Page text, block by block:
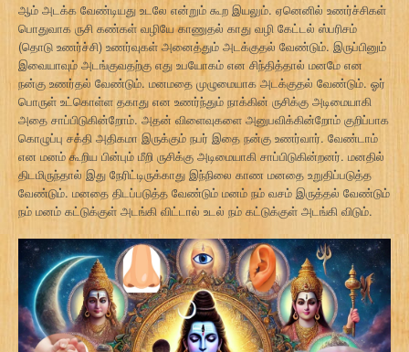
ஆம் அடக்க வேண்டியது உடலே என்றும் கூற இயலும். ஏனெனில் உணர்ச்சிகள்
பொதுவாக ருசி கண்கள் வழியே காணுதல் காது வழி கேட்டல் ஸ்பரிசம்
(தொடு உணர்ச்சி) உணர்வுகள் அனைத்தும் அடக்குதல் வேண்டும். இருப்பினும்
இவையாவும் அடங்குவதற்கு எது உபயோகம் என சிந்தித்தால் மனமே என
நன்கு உணர்தல் வேண்டும். மனமதை முழுமையாக அடக்குதல் வேண்டும். ஓர்
பொருள் உட்கொள்ள தகாது என உணர்ந்தும் நாக்கின் ருசிக்கு அடிமையாகி
அதை சாப்பிடுகின்றோம். அதன் விளைவுகளை அனுபவிக்கின்றோம் குறிப்பாக
கொழுப்பு சக்தி அதிகமா இருக்கும் நபர் இதை நன்கு உணர்வார். வேண்டாம்
என மனம் கூறிய பின்பும் மீறி ருசிக்கு அடிமையாகி சாப்பிடுகின்றனர். மனதில்
திடமிருந்தால் இது நேரிட்டிருக்காது இந்நிலை காண மனதை உறுதிப்படுத்த
வேண்டும். மனதை திடப்படுத்த வேண்டும் மனம் நம் வசம் இருத்தல் வேண்டும்
நம் மனம் கட்டுக்குள் அடங்கி விட்டால் உடல் நம் கட்டுக்குள் அடங்கி விடும்.